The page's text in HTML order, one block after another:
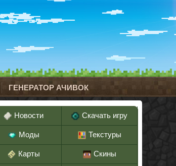
ГЕНЕРАТОР АЧИВОК
Новости Скачать игру
Моды Текстуры
Карты Скины